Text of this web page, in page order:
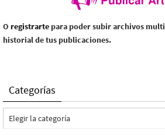
O registrarte para poder subir archivos
historial de tus publicaciones.
Categorías
Categorías